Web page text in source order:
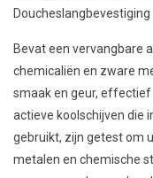
Bevat een vervangbare
chemicaliën en zware
smaak en geur, effectief
actieve koolschijven die
gebruikt, zijn getest om
metalen en chemische